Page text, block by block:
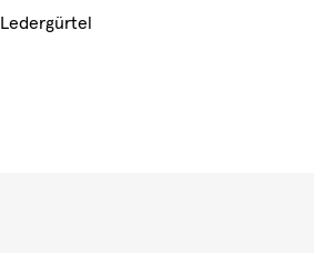
Ledergürtel